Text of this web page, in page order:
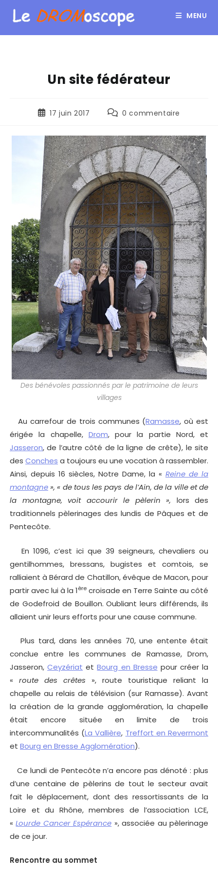
MENU
Un site fédérateur
17 juin 2017 0 commentaire
Des bénévoles passionnés par le patrimoine de leurs
villages
Au carrefour de trois communes (Ramasse, où est
érigée la chapelle, Drom, pour la partie Nord, et
Jasseron, de l’autre côté de la ligne de crête), le site
des Conches a toujours eu une vocation à rassembler.
Ainsi, depuis 16 siècles, Notre Dame, la « Reine de la
montagne», « de tous les pays de l’Ain, de la ville et de
la montagne, voit accourir le pèlerin », lors des
traditionnels pèlerinages des lundis de Pâques et de
Pentecôte.
En 1096, c’est ici que 39 seigneurs, chevaliers ou
gentilhommes, bressans, bugistes et comtois, se
ralliaient à Bérard de Chatillon, évêque de Macon, pour
partir avec lui à la 1ère croisade en Terre Sainte au côté
de Godefroid de Bouillon. Oubliant leurs différends, ils
allaient unir leurs efforts pour une cause commune.
Plus tard, dans les années 70, une entente était
conclue entre les communes de Ramasse, Drom,
Jasseron,Ceyzériat etBourg en Bresse pour créer la
« route des crêtes », route touristique reliant la
chapelle au relais de télévision (sur Ramasse). Avant
la création de la grande agglomération, la chapelle
était encore située en limite de trois
intercommunalités (La Vallière, Treffort en Revermont
et Bourg en Bresse Agglomération).
Ce lundi de Pentecôte n’a encore pas dénoté : plus
d’une centaine de pèlerins de tout le secteur avait
fait le déplacement, dont des ressortissants de la
Loire et du Rhône, membres de l’association LCE,
«Lourde Cancer Espérance », associée au pèlerinage
de ce jour.
Rencontre au sommet